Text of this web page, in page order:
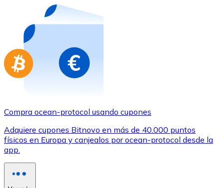
Compra tarjetas regalo de tus marcas favoritas con
Ir a la tienda de tarjetas regalo
Compra ocean-protocol usando cupones
Adquiere cupones Bitnovo en más de 40.000 puntos
físicos en Europa y canjealos por ocean-protocol desde la
app.